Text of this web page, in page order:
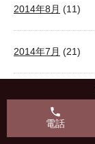
2014年8月 (11)
2014年7月 (21)
2014年5月(13)
phone
電話